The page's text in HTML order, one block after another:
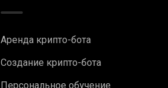
Аренда крипто-бота
Создание крипто-бота
Персональное обучение